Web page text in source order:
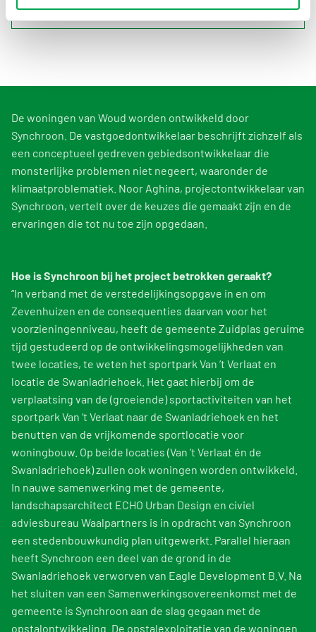
tegels (cat.3).
De woningen van Woud worden ontwikkeld door
Synchroon. De vastgoedontwikkelaar beschrijft zichzelf als
een conceptueel gedreven gebiedsontwikkelaar die
monsterlijke problemen niet negeert, waaronder de
klimaatproblematiek. Noor Aghina, projectontwikkelaar van
Synchroon, vertelt over de keuzes die gemaakt zijn en de
ervaringen die tot nu toe zijn opgedaan.
Hoe is Synchroon bij het project betrokken geraakt?
“In verband met de verstedelijkingsopgave in en om
Zevenhuizen en de consequenties daarvan voor het
voorzieningenniveau, heeft de gemeente Zuidplas geruime
tijd gestudeerd op de ontwikkelingsmogelijkheden van
twee locaties, te weten het sportpark Van ’t Verlaat en
locatie de Swanladriehoek. Het gaat hierbij om de
verplaatsing van de (groeiende) sportactiviteiten van het
sportpark Van ‘t Verlaat naar de Swanladriehoek en het
benutten van de vrijkomende sportlocatie voor
woningbouw. Op beide locaties (Van ’t Verlaat én de
Swanladriehoek) zullen ook woningen worden ontwikkeld.
In nauwe samenwerking met de gemeente,
landschapsarchitect ECHO Urban Design en civiel
adviesbureau Waalpartners is in opdracht van Synchroon
een stedenbouwkundig plan uitgewerkt. Parallel hieraan
heeft Synchroon een deel van de grond in de
Swanladriehoek verworven van Eagle Development B.V. Na
het sluiten van een Samenwerkingsovereenkomst met de
gemeente is Synchroon aan de slag gegaan met de
opstalontwikkeling. De opstalexploitatie van de woningen